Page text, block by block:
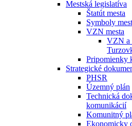
Mestská legislatíva
Štatút mesta
Symboly
VZN mesta
VZN a
Pripomienky
Strategické
PHSR
Územný plán
Technická
komunikácií
Komunitný
Ekonomicky